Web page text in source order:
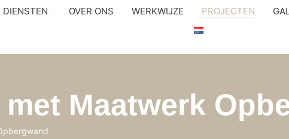
DIENSTEN OVER ONS WERKWIJZE PROJECTEN
Maatwerk